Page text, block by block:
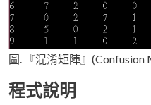
圖. 『混淆矩陣』(Confusion
程式說明